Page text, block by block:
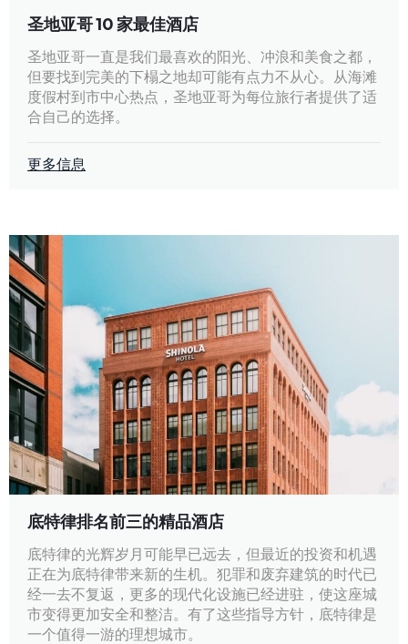
圣地亚哥 10 家最佳酒店
圣地亚哥一直是我们最喜欢的阳光、冲浪和美食之都，
但要找到完美的下榻之地却可能有点力不从心。从海滩
度假村到市中心热点，圣地亚哥为每位旅行者提供了适
合自己的选择。
更多信息
底特律排名前三的精品酒店
底特律的光辉岁月可能早已远去，但最近的投资和机遇
正在为底特律带来新的生机。犯罪和废弃建筑的时代已
经一去不复返，更多的现代化设施已经进驻，使这座城
市变得更加安全和整洁。有了这些指导方针，底特律是
一个值得一游的理想城市。